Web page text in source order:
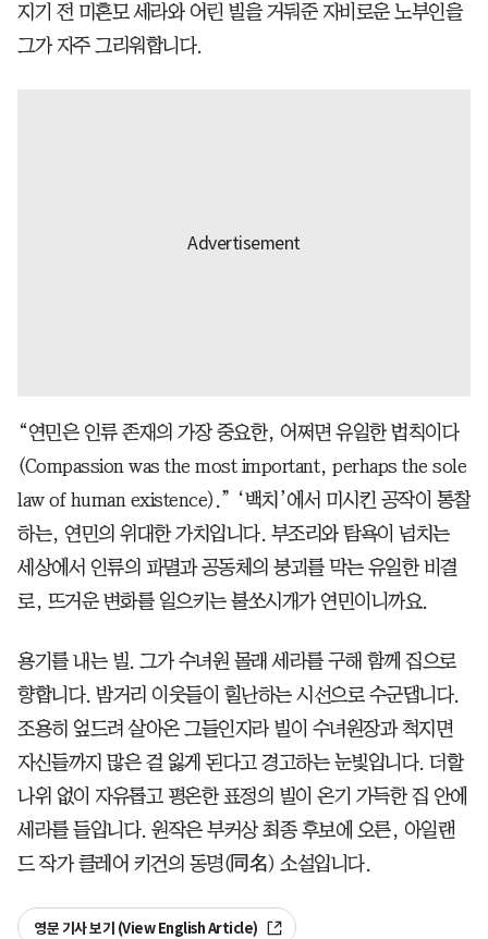
지기 전 미혼모 세라와 어린 빌을 거둬준 자비로운 노부인을
그가 자주 그리워합니다.
“연민은 인류 존재의 가장 중요한, 어쩌면 유일한 법칙이다
(Compassion was the most important, perhaps the sole
law of human existence).” ‘백치’에서 미시킨 공작이 통찰
하는, 연민의 위대한 가치입니다. 부조리와 탐욕이 넘치는
세상에서 인류의 파멸과 공동체의 붕괴를 막는 유일한 비결
로, 뜨거운 변화를 일으키는 불쏘시개가 연민이니까요.
용기를 내는 빌. 그가 수녀원 몰래 세라를 구해 함께 집으로
향합니다. 밤거리 이웃들이 힐난하는 시선으로 수군댑니다.
조용히 엎드려 살아온 그들인지라 빌이 수녀원장과 척지면
자신들까지 많은 걸 잃게 된다고 경고하는 눈빛입니다. 더할
나위 없이 자유롭고 평온한 표정의 빌이 온기 가득한 집 안에
세라를 들입니다. 원작은 부커상 최종 후보에 오른, 아일랜
드 작가 클레어 키건의 동명(同名) 소설입니다.
영문 기사 보기 (View English Article)